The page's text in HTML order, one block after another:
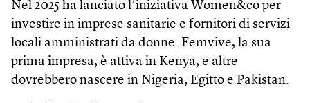
Nel 2025 ha lanciato l’iniziativa Women&co per
investire in imprese sanitarie e fornitori di servizi
locali amministrati da donne. Femvive, la sua
prima impresa, è attiva in Kenya, e altre
dovrebbero nascere in Nigeria, Egitto e Pakistan.